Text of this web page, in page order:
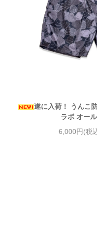
遂に入荷！ うんこ
ラボ オー
6,000円(税